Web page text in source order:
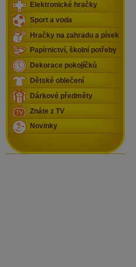
Elektronické hračky
Sport a voda
Hračky na zahradu a písek
Papírnictví, školní potřeby
Dekorace pokojíčků
Dětské oblečení
Dárkové předměty
Znáte z TV
Novinky